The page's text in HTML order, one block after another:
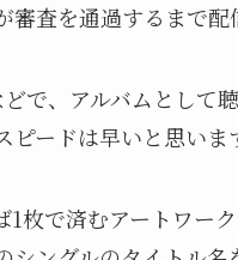
査を通過するまで
、アルバムとして
ードは早いと思いま
1枚で済むアートワー